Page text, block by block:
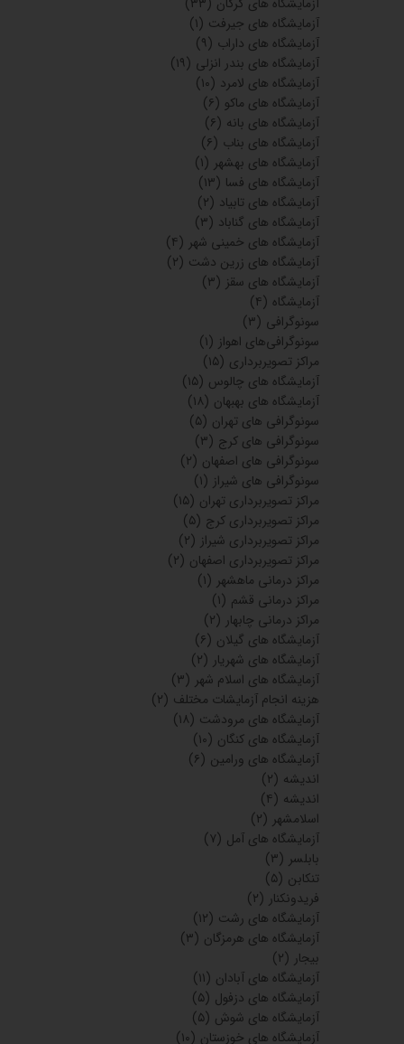
آزمایشگاه های جیرفت (۱)
آزمایشگاه های داراب (۹)
آزمایشگاه های بندر انزلی (۱۹)
آزمایشگاه های لامرد (۱۰)
آزمایشگاه های ماکو (۶)
آزمایشگاه های بانه (۶)
آزمایشگاه های بناب (۶)
آزمایشگاه های بهشهر (۱)
آزمایشگاه های فسا (۱۳)
آزمایشگاه های تابیاد (۲)
آزمایشگاه های گناباد (۳)
آزمایشگاه های خمینی شهر (۴)
آزمایشگاه های زرین دشت (۲)
آزمایشگاه های سقز (۳)
آزمایشگاه (۴)
سونوگرافی (۳)
سونوگرافی‌های اهواز (۱)
مراکز تصویربرداری (۱۵)
آزمایشگاه های چالوس (۱۵)
آزمایشگاه های بهبهان (۱۸)
سونوگرافی های تهران (۵)
سونوگرافی های کرج (۳)
سونوگرافی های اصفهان (۲)
سونوگرافی های شیراز (۱)
مراکز تصویربرداری تهران (۱۵)
مراکز تصویربرداری کرج (۵)
مراکز تصویربرداری شیراز (۲)
مراکز تصویربرداری اصفهان (۲)
مراکز درمانی ماهشهر (۱)
مراکز درمانی قشم (۱)
مراکز درمانی چابهار (۲)
آزمایشگاه های گیلان (۶)
آزمایشگاه های شهریار (۲)
آزمایشگاه های اسلام شهر (۳)
هزینه انجام آزمایشات مختلف (۲)
آزمایشگاه های مرودشت (۱۸)
آزمایشگاه های کنگان (۱۰)
آزمایشگاه های ورامین (۶)
اندیشه (۲)
اندیشه (۴)
اسلامشهر (۲)
آزمایشگاه های آمل (۷)
بابلسر (۳)
تنکابن (۵)
فریدونکنار (۲)
آزمایشگاه های رشت (۱۲)
آزمایشگاه های هرمزگان (۳)
بیجار (۲)
آزمایشگاه های آبادان (۱۱)
آزمایشگاه های دزفول (۵)
آزمایشگاه های شوش (۵)
آزمایشگاه های خوزستان (۱۰)